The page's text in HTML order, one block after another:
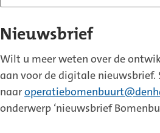
Nieuwsbrief
Wilt u meer weten over de
aan voor de digitale nieuwsbrief.
naar
onderwerp ‘nieuwsbrief